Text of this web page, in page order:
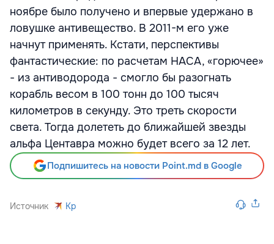
ноябре было получено и впервые удержано в
ловушке антивещество. В 2011-м его уже
начнут применять. Кстати, перспективы
фантастические: по расчетам НАСА, «горючее»
- из антиводорода - смогло бы разогнать
корабль весом в 100 тонн до 100 тысяч
километров в секунду. Это треть скорости
света. Тогда долететь до ближайшей звезды
альфа Центавра можно будет всего за 12 лет.
Подпишитесь на новости Point.md в Google
Источник Kp